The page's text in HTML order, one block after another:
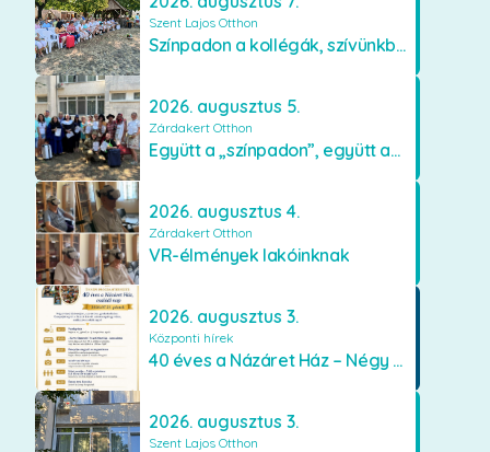
Szent Lajos Otthon
Színpadon a kollégák, szívünkben a lakók
2026. augusztus 5.
Zárdakert Otthon
Együtt a „színpadon”, együtt az élményekért 🎭✨
2026. augusztus 4.
Zárdakert Otthon
VR-élmények lakóinknak
2026. augusztus 3.
Központi hírek
40 éves a Názáret Ház – Négy évtized szeretetben és gondoskodásban
2026. augusztus 3.
Szent Lajos Otthon